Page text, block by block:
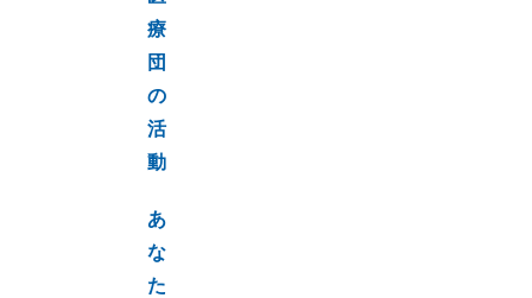
療
団
の
活
動
あ
な
た